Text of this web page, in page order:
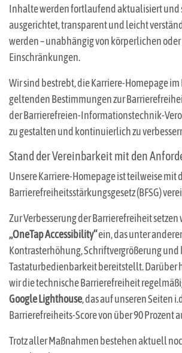
Inhalte werden fortlaufend aktualisiert und
ausgerichtet, transparent und leicht
werden – unabhängig von körperlichen
Einschränkungen.
Wir sind bestrebt, die Karriere-Homepage
geltenden Bestimmungen zur
der Barrierefreien-Informationstechnik-
zu gestalten und kontinuierlich zu
Stand der Vereinbarkeit mit den
Unsere Karriere-Homepage ist teilweise mit
Barrierefreiheitsstärkungsgesetz (BFSG)
Zur Verbesserung der Barrierefreiheit setzen
„OneTap Accessibility“ein, das unter
Kontrasterhöhung, Schriftvergrößerung und
Tastaturbedienbarkeit bereitstellt. Darüber
wir die technische Barrierefreiheit
Google Lighthouse, das auf unseren Seiten
Barrierefreiheits-Score von über 90 Prozent
Trotz aller Maßnahmen bestehen aktuell